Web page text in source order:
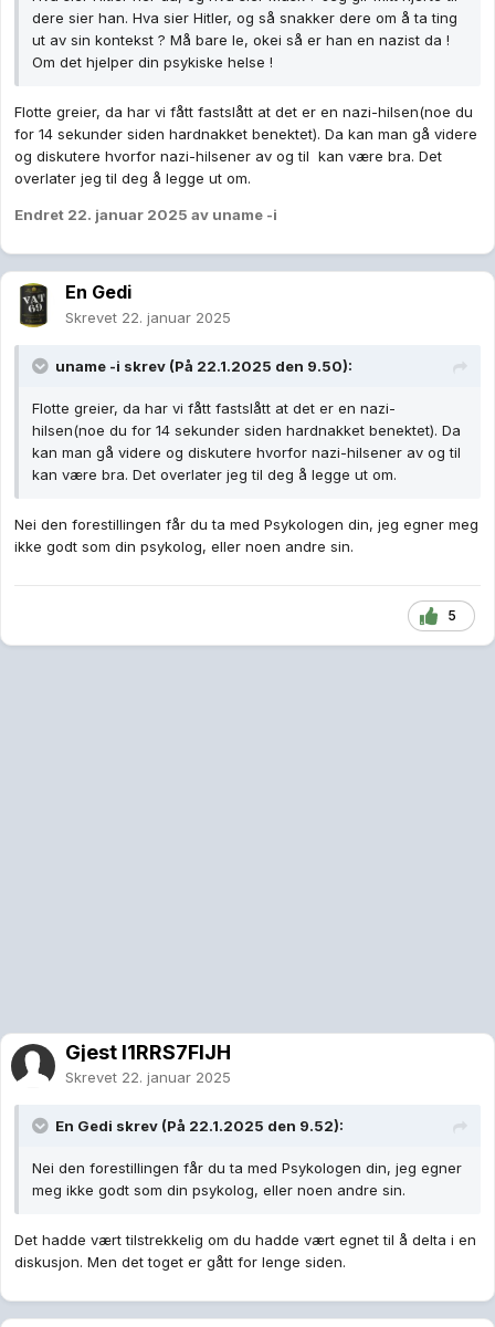
dere sier han. Hva sier Hitler, og så snakker dere om å ta ting
ut av sin kontekst ? Må bare le, okei så er han en nazist da !
Om det hjelper din psykiske helse !
Flotte greier, da har vi fått fastslått at det er en nazi-hilsen(noe du
for 14 sekunder siden hardnakket benektet). Da kan man gå videre
og diskutere hvorfor nazi-hilsener av og til kan være bra. Det
overlater jeg til deg å legge ut om.
Endret 22. januar 2025 av uname -i
En Gedi
Skrevet 22. januar 2025
uname -i skrev (På 22.1.2025 den 9.50):
Flotte greier, da har vi fått fastslått at det er en nazi-
hilsen(noe du for 14 sekunder siden hardnakket benektet). Da
kan man gå videre og diskutere hvorfor nazi-hilsener av og til
kan være bra. Det overlater jeg til deg å legge ut om.
Nei den forestillingen får du ta med Psykologen din, jeg egner meg
ikke godt som din psykolog, eller noen andre sin.
5
Gjest I1RRS7FlJH
Skrevet 22. januar 2025
En Gedi skrev (På 22.1.2025 den 9.52):
Nei den forestillingen får du ta med Psykologen din, jeg egner
meg ikke godt som din psykolog, eller noen andre sin.
Det hadde vært tilstrekkelig om du hadde vært egnet til å delta i en
diskusjon. Men det toget er gått for lenge siden.